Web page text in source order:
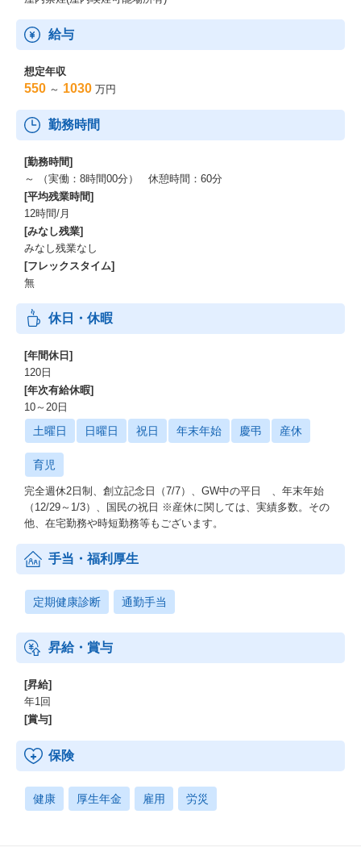
給与
想定年収
550 ～ 1030 万円
勤務時間
[勤務時間]
～ （実働：8時間00分） 休憩時間：60分
[平均残業時間]
12時間/月
[みなし残業]
みなし残業なし
[フレックスタイム]
無
休日・休暇
[年間休日]
120日
[年次有給休暇]
10～20日
土曜日 日曜日 祝日 年末年始 慶弔 産休
育児
完全週休2日制、創立記念日（7/7）、GW中の平日 、年末年始
（12/29～1/3）、国民の祝日 ※産休に関しては、実績多数。その
他、在宅勤務や時短勤務等もございます。
手当・福利厚生
定期健康診断 通勤手当
昇給・賞与
[昇給]
年1回
[賞与]
保険
健康 厚生年金 雇用 労災